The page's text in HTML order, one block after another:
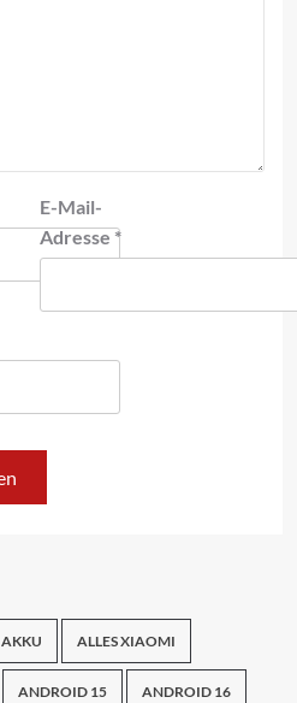
E-Mail-
Adresse *
AKKU ALLES XIAOMI
ANDROID 15 ANDROID 16